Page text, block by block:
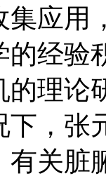
集应用
的经验
的理论
下，张
有关脏